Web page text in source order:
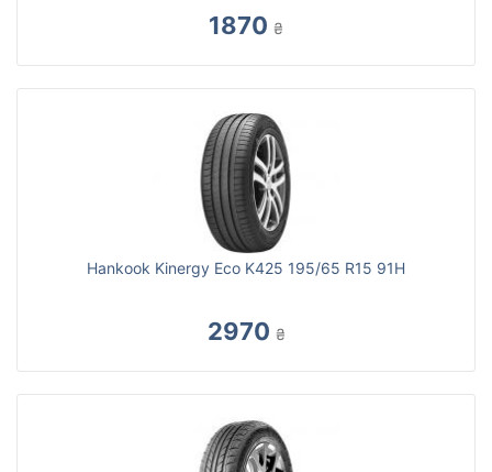
1870 ₴
Hankook Kinergy Eco K425 195/65 R15 91H
2970 ₴